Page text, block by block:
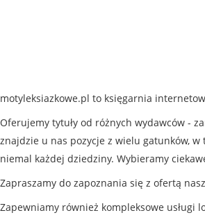
motyleksiazkowe.pl to księgarnia
Oferujemy tytuły od różnych wydawców -
znajdzie u nas pozycje z wielu gatunków,
niemal każdej dziedziny. Wybieramy
Zapraszamy do zapoznania się z ofertą
Zapewniamy również kompleksowe usługi